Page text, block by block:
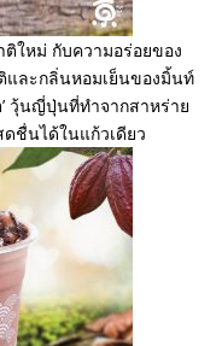
ติใหม่ กับความอร่อยของ
และกลิ่นหอมเย็นของมิ้นท์
วุ้นญี่ปุ่นที่ทำจากสาหร่าย
ชื่นได้ในแก้วเดียว